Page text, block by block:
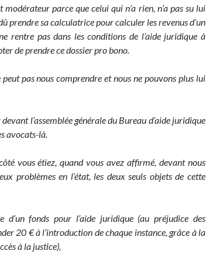
parce que celui qui n’a rien, n’a pas su lui
prendre sa calculatrice pour calculer les revenus d’un
rentre pas dans les conditions de l’aide juridique à
de prendre ce dossier pro bono.
pas nous comprendre et nous ne pouvons plus lui
l’assemblée générale du Bureau d’aide juridique
avocats-là.
vous étiez, quand vous avez affirmé, devant nous
problèmes en l’état, les deux seuls objets de cette
d’un fonds pour l’aide juridique (au préjudice des
20 € à l’introduction de chaque instance, grâce à la
à la justice),